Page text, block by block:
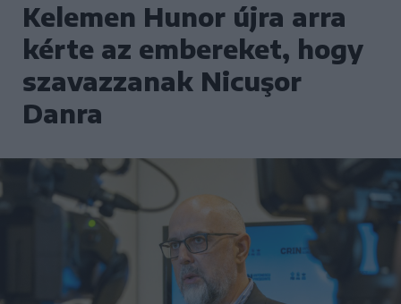
Kelemen Hunor újra arra
kérte az embereket, hogy
szavazzanak Nicuşor
Danra